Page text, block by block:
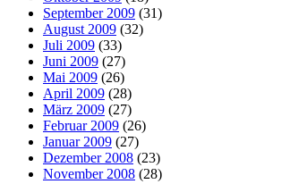
September 2009 (31)
August 2009 (32)
Juli 2009 (33)
Juni 2009 (27)
Mai 2009 (26)
April 2009 (28)
März 2009 (27)
Februar 2009 (26)
Januar 2009 (27)
Dezember 2008 (23)
November 2008 (28)